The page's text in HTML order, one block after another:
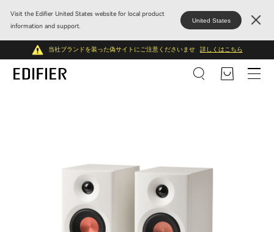
Visit the Edifier United States website for local product
information and support.
United States
当社ブランドを装った偽サイトにご注意くださいませ 詳しくはこちら